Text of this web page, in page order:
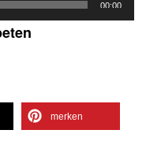
00:00
merken